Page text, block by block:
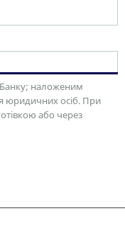
наложеним
юридичних осіб. При
або через